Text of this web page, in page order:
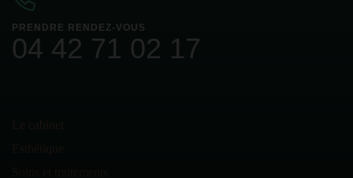
PRENDRE RENDEZ-VOUS
04 42 71 02 17